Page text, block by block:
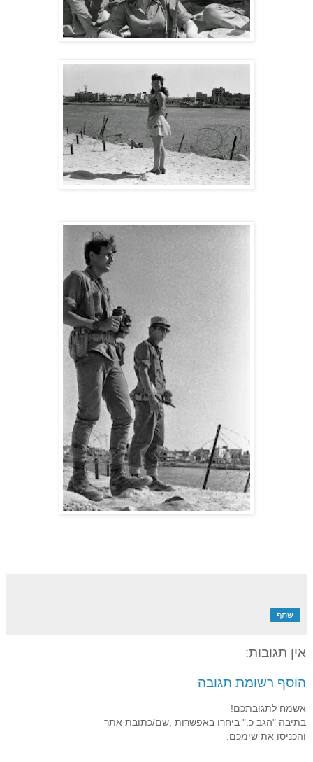
שתף
אין תגובות:
הוסף רשומת תגובה
אשמח לתגובתכם!
בתיבה "הגב כ:" ביחרו באפשרות ,שם/כתובת אתר
והכניסו את שימכם.